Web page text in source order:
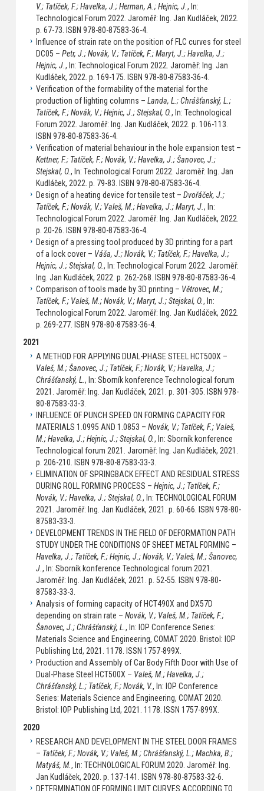
V.; Tatíček, F.; Havelka, J.; Herman, A.; Hejnic, J. , In:
Technological Forum 2022. Jaroměř: Ing. Jan Kudláček, 2022.
p. 67-73. ISBN 978-80-87583-36-4.
Influence of strain rate on the position of FLC curves for steel
DC05 – Petr, J.; Novák, V.; Tatíček, F.; Maryt, J.; Havelka, J.;
Hejnic, J. , In: Technological Forum 2022. Jaroměř: Ing. Jan
Kudláček, 2022. p. 169-175. ISBN 978-80-87583-36-4.
Verification of the formability of the material for the
production of lighting columns – Landa, L.; Chrášťanský, L.;
Tatíček, F.; Novák, V.; Hejnic, J.; Stejskal, O., In: Technological
Forum 2022. Jaroměř: Ing. Jan Kudláček, 2022. p. 106-113.
ISBN 978-80-87583-36-4.
Verification of material behaviour in the hole expansion test –
Kettner, F.; Tatíček, F.; Novák, V.; Havelka, J.; Šanovec, J.;
Stejskal, O., In: Technological Forum 2022. Jaroměř: Ing. Jan
Kudláček, 2022. p. 79-83. ISBN 978-80-87583-36-4.
Design of a heating device for tensile test – Dvořáček, J.;
Tatíček, F.; Novák, V.; Valeš, M.; Havelka, J.; Maryt, J. , In:
Technological Forum 2022. Jaroměř: Ing. Jan Kudláček, 2022.
p. 20-26. ISBN 978-80-87583-36-4.
Design of a pressing tool produced by 3D printing for a part
of a lock cover – Váša, J.; Novák, V.; Tatíček, F.; Havelka, J.;
Hejnic, J.; Stejskal, O., In: Technological Forum 2022. Jaroměř:
Ing. Jan Kudláček, 2022. p. 262-268. ISBN 978-80-87583-36-4.
Comparison of tools made by 3D printing – Větrovec, M.;
Tatíček, F.; Valeš, M.; Novák, V.; Maryt, J.; Stejskal, O., In:
Technological Forum 2022. Jaroměř: Ing. Jan Kudláček, 2022.
p. 269-277. ISBN 978-80-87583-36-4.
2021
A METHOD FOR APPLYING DUAL-PHASE STEEL HCT500X –
Valeš, M.; Šanovec, J.; Tatíček, F.; Novák, V.; Havelka, J.;
Chrášťanský, L. , In: Sborník konference Technological forum
2021. Jaroměř: Ing. Jan Kudláček, 2021. p. 301-305. ISBN 978-
80-87583-33-3.
INFLUENCE OF PUNCH SPEED ON FORMING CAPACITY FOR
MATERIALS 1.0995 AND 1.0853 – Novák, V.; Tatíček, F.; Valeš,
M.; Havelka, J.; Hejnic, J.; Stejskal, O., In: Sborník konference
Technological forum 2021. Jaroměř: Ing. Jan Kudláček, 2021.
p. 206-210. ISBN 978-80-87583-33-3.
ELIMINATION OF SPRINGBACK EFFECT AND RESIDUAL STRESS
DURING ROLL FORMING PROCESS – Hejnic, J.; Tatíček, F.;
Novák, V.; Havelka, J.; Stejskal, O., In: TECHNOLOGICAL FORUM
2021. Jaroměř: Ing. Jan Kudláček, 2021. p. 60-66. ISBN 978-80-
87583-33-3.
DEVELOPMENT TRENDS IN THE FIELD OF DEFORMATION PATH
STUDY UNDER THE CONDITIONS OF SHEET METAL FORMING –
Havelka, J.; Tatíček, F.; Hejnic, J.; Novák, V.; Valeš, M.; Šanovec,
J. , In: Sborník konference Technological forum 2021.
Jaroměř: Ing. Jan Kudláček, 2021. p. 52-55. ISBN 978-80-
87583-33-3.
Analysis of forming capacity of HCT490X and DX57D
depending on strain rate – Novák, V.; Valeš, M.; Tatíček, F.;
Šanovec, J.; Chrášťanský, L. , In: IOP Conference Series:
Materials Science and Engineering, COMAT 2020. Bristol: IOP
Publishing Ltd, 2021. 1178. ISSN 1757-899X.
Production and Assembly of Car Body Fifth Door with Use of
Dual-Phase Steel HCT500X – Valeš, M.; Havelka, J.;
Chrášťanský, L.; Tatíček, F.; Novák, V., In: IOP Conference
Series: Materials Science and Engineering, COMAT 2020.
Bristol: IOP Publishing Ltd, 2021. 1178. ISSN 1757-899X.
2020
RESEARCH AND DEVELOPMENT IN THE STEEL DOOR FRAMES
– Tatíček, F.; Novák, V.; Valeš, M.; Chrášťanský, L.; Machka, B.;
Matyáš, M., In: TECHNOLOGICAL FORUM 2020. Jaroměř: Ing.
Jan Kudláček, 2020. p. 137-141. ISBN 978-80-87583-32-6.
DETERMINATION OF FORMING LIMIT CURVES ACCORDING TO